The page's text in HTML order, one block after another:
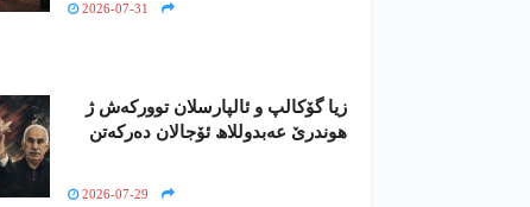
2026-07-31
زیا گۆکالپ و ئالپارسلان توورکەش ژ
ھوندرێ عەبدوللاھ ئۆجالان دەرکەتن
2026-07-29